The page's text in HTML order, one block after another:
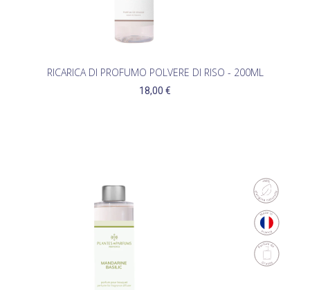
RICARICA DI PROFUMO POLVERE DI RISO - 200ML
18,00 €